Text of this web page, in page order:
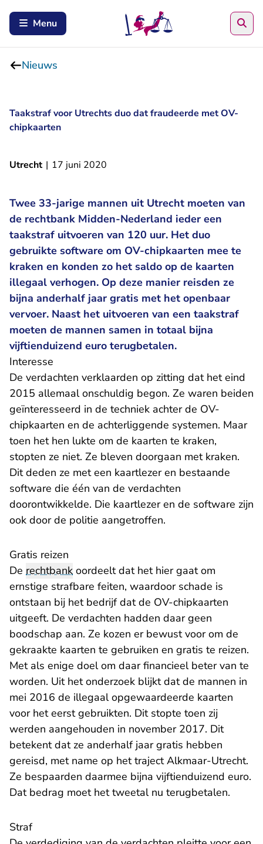
Menu
Nieuws
Taakstraf voor Utrechts duo dat fraudeerde met OV-
chipkaarten
Utrecht | 17 juni 2020
Twee 33-jarige mannen uit Utrecht moeten van
de rechtbank Midden-Nederland ieder een
taakstraf uitvoeren van 120 uur. Het duo
gebruikte software om OV-chipkaarten mee te
kraken en konden zo het saldo op de kaarten
illegaal verhogen. Op deze manier reisden ze
bijna anderhalf jaar gratis met het openbaar
vervoer. Naast het uitvoeren van een taakstraf
moeten de mannen samen in totaal bijna
vijftienduizend euro terugbetalen.
Interesse
De verdachten verklaarden op zitting dat het eind
2015 allemaal onschuldig begon. Ze waren beiden
geïnteresseerd in de techniek achter de OV-
chipkaarten en de achterliggende systemen. Maar
toen het hen lukte om de kaarten te kraken,
stopten ze niet. Ze bleven doorgaan met kraken.
Dit deden ze met een kaartlezer en bestaande
software die één van de verdachten
doorontwikkelde. Die kaartlezer en de software zijn
ook door de politie aangetroffen.
Gratis reizen
De rechtbank oordeelt dat het hier gaat om
ernstige strafbare feiten, waardoor schade is
ontstaan bij het bedrijf dat de OV-chipkaarten
uitgeeft. De verdachten hadden daar geen
boodschap aan. Ze kozen er bewust voor om de
gekraakte kaarten te gebruiken en gratis te reizen.
Met als enige doel om daar financieel beter van te
worden. Uit het onderzoek blijkt dat de mannen in
mei 2016 de illegaal opgewaardeerde kaarten
voor het eerst gebruikten. Dit stopte toen zij
werden aangehouden in november 2017. Dit
betekent dat ze anderhalf jaar gratis hebben
gereisd, met name op het traject Alkmaar-Utrecht.
Ze bespaarden daarmee bijna vijftienduizend euro.
Dat bedrag moet het tweetal nu terugbetalen.
Straf